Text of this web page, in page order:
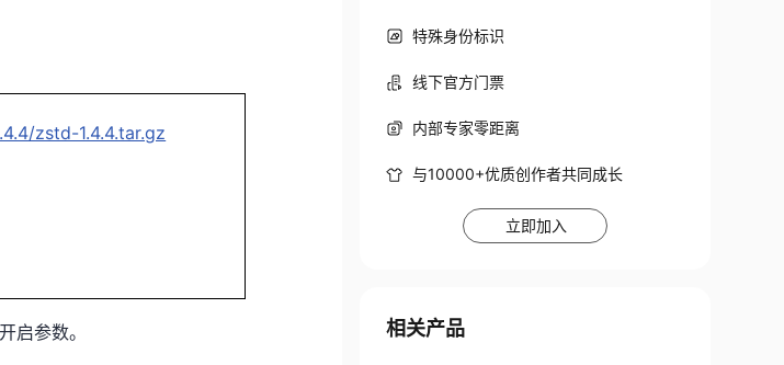
zstd-1.4.4.tar.gz
启参数。
特殊身份标识
线下官方门票
内部专家零距离
与10000+优质创作者共同成长
立即加入
相关产品